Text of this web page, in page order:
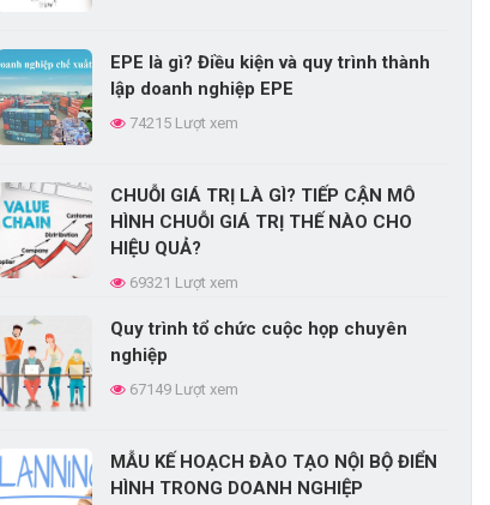
CHUỖI GIÁ TRỊ LÀ GÌ? TIẾP CẬN MÔ
HÌNH CHUỖI GIÁ TRỊ THẾ NÀO CHO
HIỆU QUẢ?
Xây dựng kế hoạch đào tạo nhân viên
trong doanh nghiệp
Quy trình tổ chức cuộc họp chuyên
nghiệp
ĐƯỜNG CONG LÃNG QUÊN
EPE là gì? Điều kiện và quy trình thành
lập doanh nghiệp EPE
74215 Lượt xem
CHUỖI GIÁ TRỊ LÀ GÌ? TIẾP CẬN MÔ
HÌNH CHUỖI GIÁ TRỊ THẾ NÀO CHO
HIỆU QUẢ?
69321 Lượt xem
Quy trình tổ chức cuộc họp chuyên
nghiệp
67149 Lượt xem
MẪU KẾ HOẠCH ĐÀO TẠO NỘI BỘ ĐIỂN
HÌNH TRONG DOANH NGHIỆP